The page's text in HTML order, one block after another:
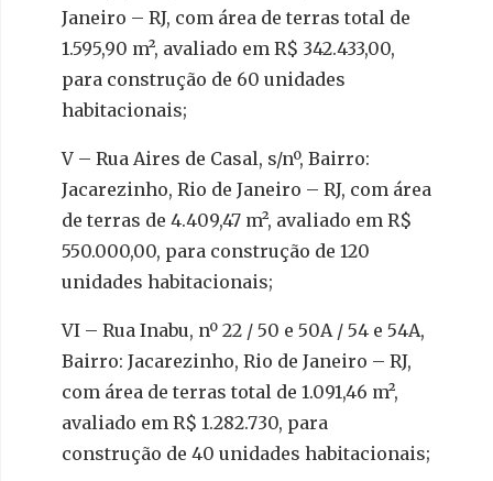
Janeiro – RJ, com área de terras total de
1.595,90 m², avaliado em R$ 342.433,00,
para construção de 60 unidades
habitacionais;
V – Rua Aires de Casal, s/nº, Bairro:
Jacarezinho, Rio de Janeiro – RJ, com área
de terras de 4.409,47 m², avaliado em R$
550.000,00, para construção de 120
unidades habitacionais;
VI – Rua Inabu, nº 22 / 50 e 50A / 54 e 54A,
Bairro: Jacarezinho, Rio de Janeiro – RJ,
com área de terras total de 1.091,46 m²,
avaliado em R$ 1.282.730, para
construção de 40 unidades habitacionais;